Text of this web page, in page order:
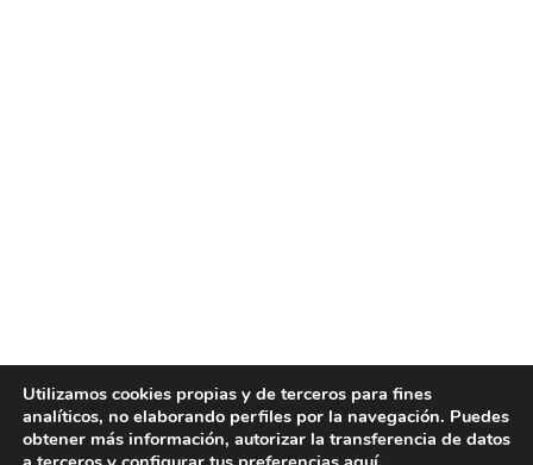
Utilizamos cookies propias y de terceros para fines
analíticos, no elaborando perfiles por la navegación. Puedes
obtener más información, autorizar la transferencia de datos